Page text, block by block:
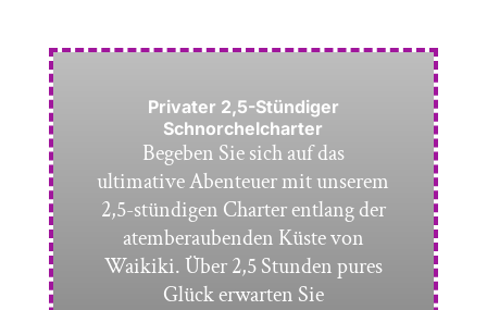
Privater 2,5-Stündiger
Schnorchelcharter
Begeben Sie sich auf das
ultimative Abenteuer mit unserem
2,5-stündigen Charter entlang der
atemberaubenden Küste von
Waikiki. Über 2,5 Stunden pures
Glück erwarten Sie